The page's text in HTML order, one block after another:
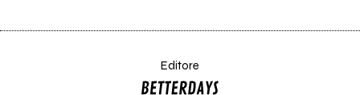
Editore